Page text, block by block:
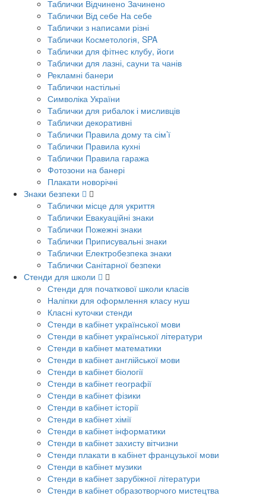
Таблички Відчинено Зачинено
Таблички Від себе На себе
Таблички з написами різні
Таблички Косметологія, SPA
Таблички для фітнес клубу, йоги
Таблички для лазні, сауни та чанів
Рекламні банери
Таблички настільні
Символіка України
Таблички для рибалок і мисливців
Таблички декоративні
Таблички Правила дому та сім’ї
Таблички Правила кухні
Таблички Правила гаража
Фотозони на банері
Плакати новорічні
Знаки безпеки
Таблички місце для укриття
Таблички Евакуаційні знаки
Таблички Пожежні знаки
Таблички Приписувальні знаки
Таблички Електробезпека знаки
Таблички Санітарної безпеки
Стенди для школи
Стенди для початкової школи класів
Наліпки для оформлення класу нуш
Класні куточки стенди
Стенди в кабінет української мови
Стенди в кабінет української літератури
Стенди в кабінет математики
Стенди в кабінет англійської мови
Стенди в кабінет біології
Стенди в кабінет географії
Стенди в кабінет фізики
Стенди в кабінет історії
Стенди в кабінет хімії
Стенди в кабінет інформатики
Стенди в кабінет захисту вітчизни
Стенди плакати в кабінет французької мови
Стенди в кабінет музики
Стенди в кабінет зарубіжної літератури
Стенди в кабінет образотворчого мистецтва